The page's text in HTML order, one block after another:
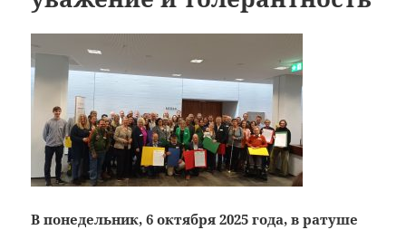
В понедельник, 6 октября 2025 года, в ратуше